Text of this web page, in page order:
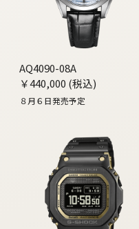
AQ4090-08A
￥440,000 (税込)
８月６日発売予定